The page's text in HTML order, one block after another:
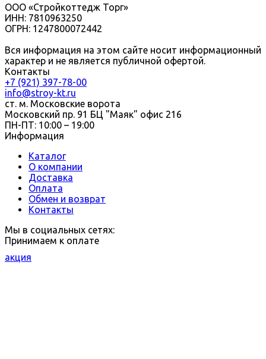
ООО «Стройкоттедж Торг»
ИНН: 7810963250
ОГРН: 1247800072442
Вся информация на этом сайте носит информационный
характер и не является публичной офертой.
Контакты
+7 (921) 397-78-00
info@stroy-kt.ru
ст. м. Московские ворота
Московский пр. 91 БЦ "Маяк" офис 216
ПН-ПТ: 10:00 – 19:00
Информация
Каталог
О компании
Доставка
Оплата
Обмен и возврат
Контакты
Мы в социальных сетях:
Принимаем к оплате
акция